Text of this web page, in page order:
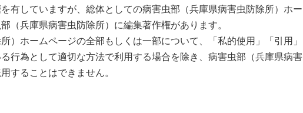
有していますが、総体としての病害虫部（兵庫県病害虫防除所）ホー
（兵庫県病害虫防除所）に編集著作権があります。
）ホームページの全部もしくは一部について、「私的使用」「引用」
行為として適切な方法で利用する場合を除き、病害虫部（兵庫県病害
することはできません。